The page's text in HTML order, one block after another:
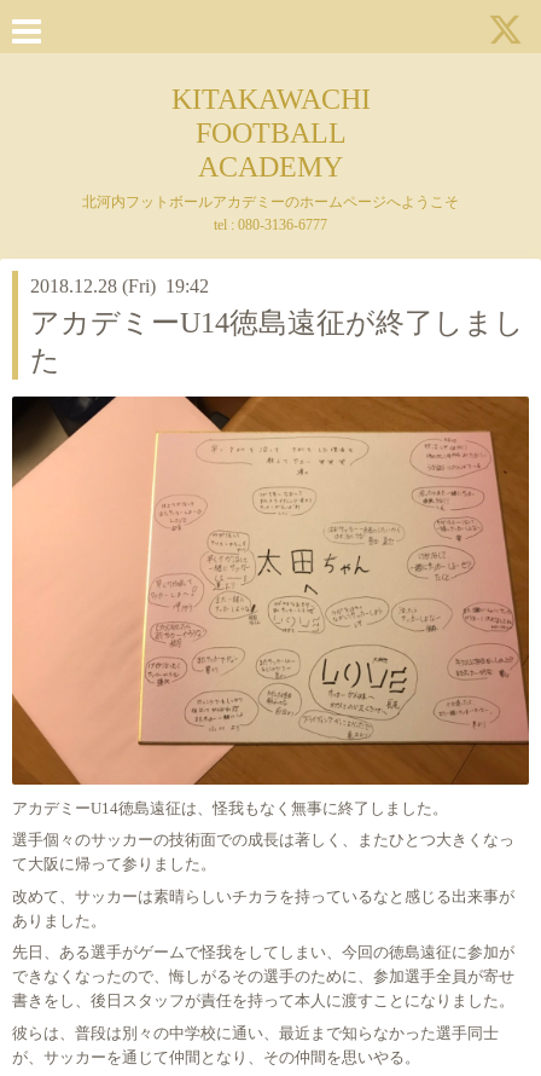
KITAKAWACHI
FOOTBALL
ACADEMY
北河内フットボールアカデミーのホームページへようこそ
tel : 080-3136-6777
2018.12.28 (Fri) 19:42
アカデミーU14徳島遠征が終了しまし
た
アカデミーU14徳島遠征は、怪我もなく無事に終了しました。
選手個々のサッカーの技術面での成長は著しく、またひとつ大きくなっ
て大阪に帰って参りました。
改めて、サッカーは素晴らしいチカラを持っているなと感じる出来事が
ありました。
先日、ある選手がゲームで怪我をしてしまい、今回の徳島遠征に参加が
できなくなったので、悔しがるその選手のために、参加選手全員が寄せ
書きをし、後日スタッフが責任を持って本人に渡すことになりました。
彼らは、普段は別々の中学校に通い、最近まで知らなかった選手同士
が、サッカーを通じて仲間となり、その仲間を思いやる。